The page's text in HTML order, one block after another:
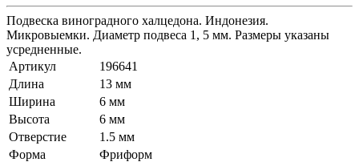
Подвеска виноградного халцедона. Индонезия.
Микровыемки. Диаметр подвеса 1, 5 мм. Размеры указаны
усредненные.
Артикул
196641
Длина
13 мм
Ширина
6 мм
Высота
6 мм
Отверстие
1.5 мм
Форма
Фриформ